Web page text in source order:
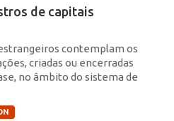
de capitais
contemplam os
criadas ou encerradas
no âmbito do sistema de